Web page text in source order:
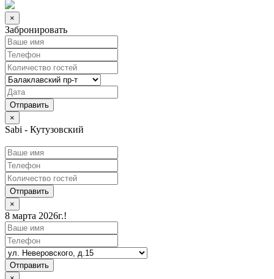
×
Забронировать
×
Sabi - Кутузовский
Отправить
×
8 марта 2026г.!
Отправить